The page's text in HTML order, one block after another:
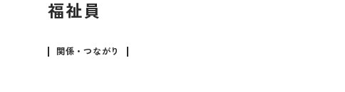
福祉員
関係・つながり